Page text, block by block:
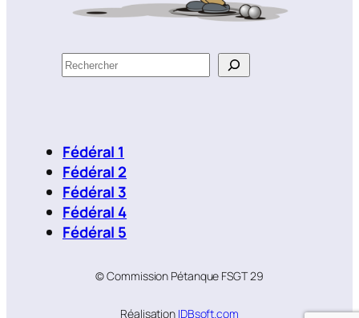
Fédéral 1
Fédéral 2
Fédéral 3
Fédéral 4
Fédéral 5
© Commission Pétanque FSGT 29
Réalisation IDBsoft.com